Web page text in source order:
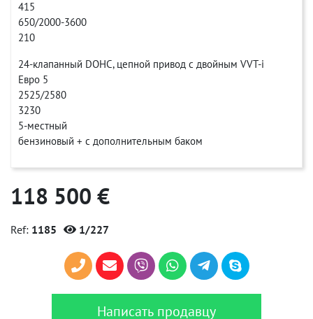
415
650/2000-3600
210
24-клапанный DOHC, цепной привод с двойным VVT-i
Евро 5
2525/2580
3230
5-местный
бензиновый + с дополнительным баком
118 500 €
Ref: 1185 1/227
Написать продавцу